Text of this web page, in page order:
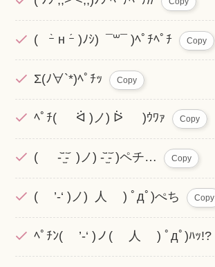
( ｰ̀ н ｰ́ )ﾉｼ) ¯꒳¯ )ﾍﾟﾁﾍﾟﾁ Copy
Σ(ﾉ∀`*)ﾍﾟﾁｯ Copy
ﾍﾟﾁ( ᐛ )ノ) ᐖ )ｳﾜｧ Copy
( -᷅ ̫̈-᷄ )ノ) -᷅ ̫̈-᷄ )ペチ… Copy
( ’-‘ )ノ) 人 ) ﾟдﾟ)ぺち Copy
ﾍﾟﾁﾝ( ’-‘ )ノ( 人 ) ﾟдﾟ)ﾊｯ!?